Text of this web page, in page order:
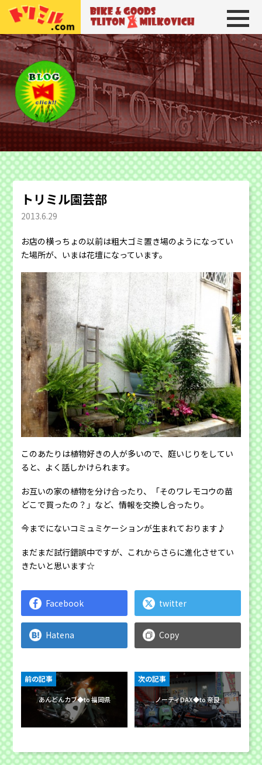
トリトン＆ミルコビッチ BIKE＆
トリミル園芸部
2013.6.29
お店の横っちょの以前は粗大ゴミ置き場のようになってい
た場所が、いまは花壇になっています。
このあたりは植物好きの人が多いので、庭いじりをしてい
ると、よく話しかけられます。
お互いの家の植物を分け合ったり、「そのワレモコウの苗
どこで買ったの？」など、情報を交換し合ったり。
今までにないコミュミケーションが生まれております♪
まだまだ試行錯誤中ですが、これからさらに進化させてい
きたいと思います☆
Facebook twitter
Hatena Copy
あんどんカブ◆to 福岡県
前の記事
ノーティDAX◆to 奈良
次の記事